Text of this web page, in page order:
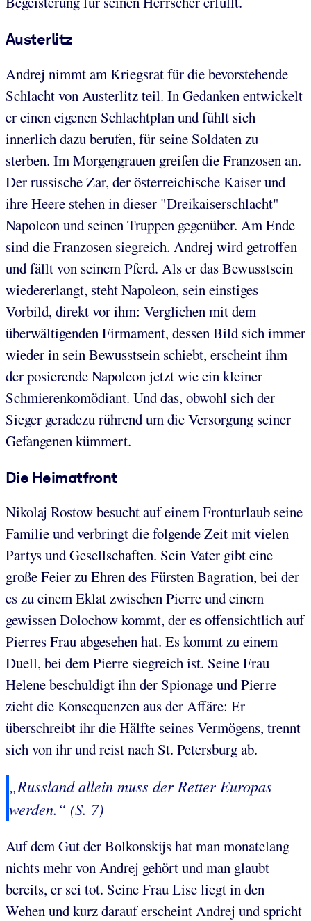
Austerlitz
Andrej nimmt am Kriegsrat für die bevorstehende
Schlacht von Austerlitz teil. In Gedanken entwickelt
er einen eigenen Schlachtplan und fühlt sich
innerlich dazu berufen, für seine Soldaten zu
sterben. Im Morgengrauen greifen die Franzosen an.
Der russische Zar, der österreichische Kaiser und
ihre Heere stehen in dieser "Dreikaiserschlacht"
Napoleon und seinen Truppen gegenüber. Am Ende
sind die Franzosen siegreich. Andrej wird getroffen
und fällt von seinem Pferd. Als er das Bewusstsein
wiedererlangt, steht Napoleon, sein einstiges
Vorbild, direkt vor ihm: Verglichen mit dem
überwältigenden Firmament, dessen Bild sich immer
wieder in sein Bewusstsein schiebt, erscheint ihm
der posierende Napoleon jetzt wie ein kleiner
Schmierenkomödiant. Und das, obwohl sich der
Sieger geradezu rührend um die Versorgung seiner
Gefangenen kümmert.
Die Heimatfront
Nikolaj Rostow besucht auf einem Fronturlaub seine
Familie und verbringt die folgende Zeit mit vielen
Partys und Gesellschaften. Sein Vater gibt eine
große Feier zu Ehren des Fürsten Bagration, bei der
es zu einem Eklat zwischen Pierre und einem
gewissen Dolochow kommt, der es offensichtlich auf
Pierres Frau abgesehen hat. Es kommt zu einem
Duell, bei dem Pierre siegreich ist. Seine Frau
Helene beschuldigt ihn der Spionage und Pierre
zieht die Konsequenzen aus der Affäre: Er
überschreibt ihr die Hälfte seines Vermögens, trennt
sich von ihr und reist nach St. Petersburg ab.
„Russland allein muss der Retter Europas
werden.“ (S. 7)
Auf dem Gut der Bolkonskijs hat man monatelang
nichts mehr von Andrej gehört und man glaubt
bereits, er sei tot. Seine Frau Lise liegt in den
Wehen und kurz darauf erscheint Andrej und spricht